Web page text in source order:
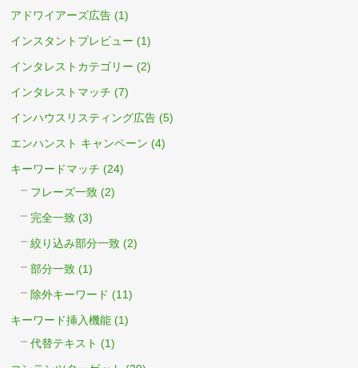
アドワイアーズ広告 (1)
インスタントプレビュー (1)
インタレストカテゴリー (2)
インタレストマッチ (7)
インハウスリスティング広告 (5)
エンハンスト キャンペーン (4)
キーワードマッチ (24)
フレーズ一致 (2)
完全一致 (3)
絞り込み部分一致 (2)
部分一致 (1)
除外キーワード (11)
キーワード挿入機能 (1)
代替テキスト (1)